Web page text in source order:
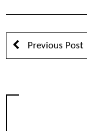
Previous Post